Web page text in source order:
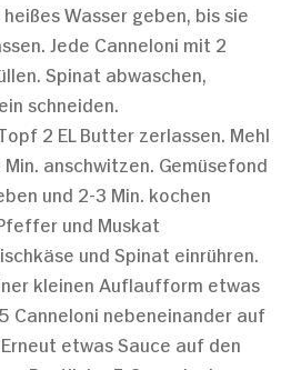
Wasser geben, bis sie
Jede Canneloni mit 2
Spinat abwaschen,
schneiden.
2 EL Butter zerlassen. Mehl
Min. anschwitzen. Gemüsefond
und 2-3 Min. kochen
und Muskat
und Spinat einrühren.
kleinen Auflaufform etwas
Canneloni nebeneinander auf
etwas Sauce auf den